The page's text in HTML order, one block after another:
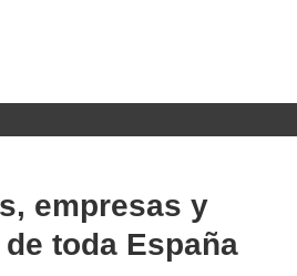
empresas y
toda España